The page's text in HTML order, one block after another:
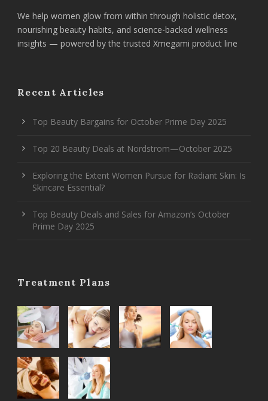
We help women glow from within through holistic detox,
nourishing beauty habits, and science-backed wellness
insights — powered by the trusted Xmegami product line
Recent Articles
Top Beauty Bargains for October Prime Day 2025
Top 20 Beauty Deals at Nordstrom—October 2025
Exploring the Extent Women Pursue for Radiant Skin: Is
Skincare Essential?
Top Beauty Deals and Sales for Amazon’s October
Prime Day 2025
Treatment Plans